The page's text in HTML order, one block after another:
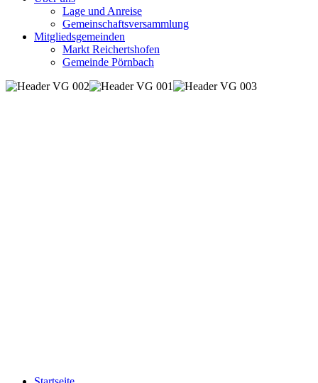
Lage und Anreise
Gemeinschaftsversammlung
Mitgliedsgemeinden
Markt Reichertshofen
Gemeinde Pörnbach